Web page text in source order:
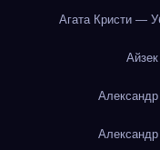
Агата Кристи —